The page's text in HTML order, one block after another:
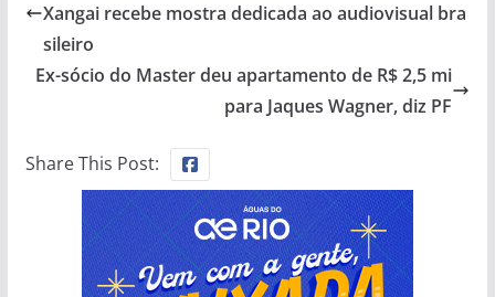
Xangai recebe mostra dedicada ao audiovisual bra
sileiro
Ex-sócio do Master deu apartamento de R$ 2,5 mi
para Jaques Wagner, diz PF
Share This Post: